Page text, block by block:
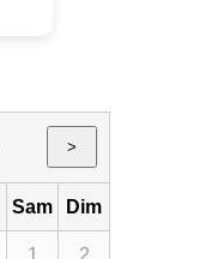
>
Sam Dim
1 2